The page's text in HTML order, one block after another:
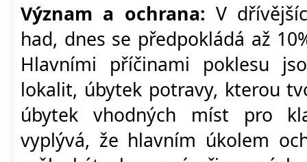
Význam a ochrana: V
had, dnes se předpokládá až
Hlavními příčinami poklesu
lokalit, úbytek potravy, kterou
úbytek vhodných míst pro
vyplývá, že hlavním úkolem